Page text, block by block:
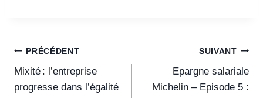
PRÉCÉDENT
Mixité : l’entreprise
progresse dans l’égalité
SUIVANT
Epargne salariale
Michelin – Episode 5 :